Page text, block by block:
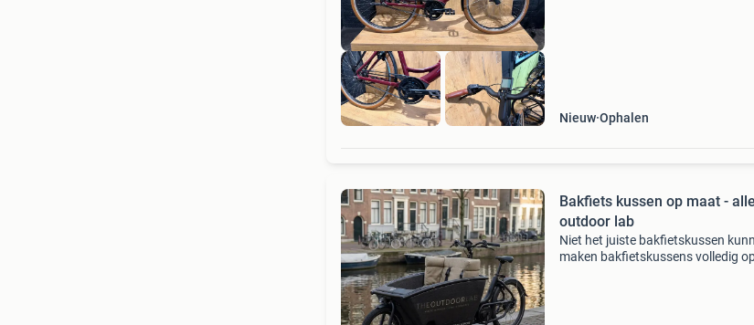
Nieuw Ophalen
Bakfiets kussen op maat -
outdoor lab
Niet het juiste bakfietskussen
maken bakfietskussens volledig